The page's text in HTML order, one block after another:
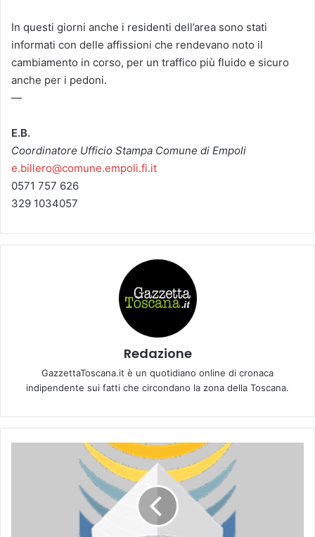
In questi giorni anche i residenti dell’area sono stati
informati con delle affissioni che rendevano noto il
cambiamento in corso, per un traffico più fluido e sicuro
anche per i pedoni.
—
E.B.
Coordinatore Ufficio Stampa Comune di Empoli
e.billero@comune.empoli.fi.it
0571 757 626
329 1034057
Redazione
GazzettaToscana.it è un quotidiano online di cronaca
indipendente sui fatti che circondano la zona della Toscana.